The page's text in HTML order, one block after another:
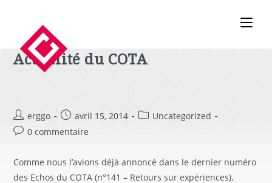
Actualité du COTA
erggo avril 15, 2014
Uncategorized
0 commentaire
Comme nous l’avions déjà annoncé dans le dernier numéro
des Echos du COTA (n°141 – Retours sur expériences),